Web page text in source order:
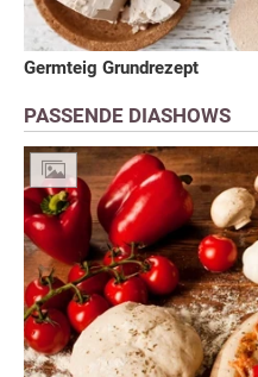
Germteig Grundrezept
PASSENDE DIASHOWS